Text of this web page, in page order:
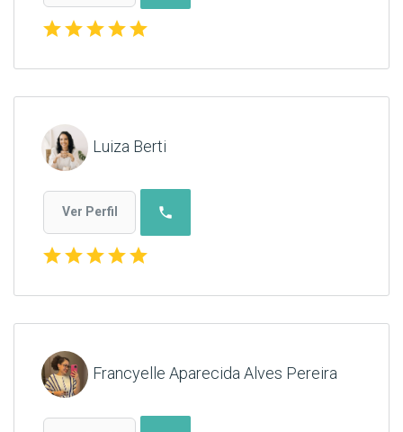
starstarstarstarstar
Luiza Berti
Ver Perfil phone
starstarstarstarstar
Francyelle Aparecida Alves Pereira